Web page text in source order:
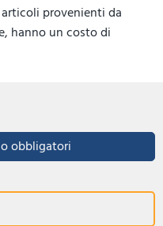
provenienti da
hanno un costo di
obbligatori